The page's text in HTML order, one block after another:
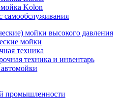
Kolon
самообслуживания
мойки высокого давления
мойки
техника
техника и инвентарь
промышленности